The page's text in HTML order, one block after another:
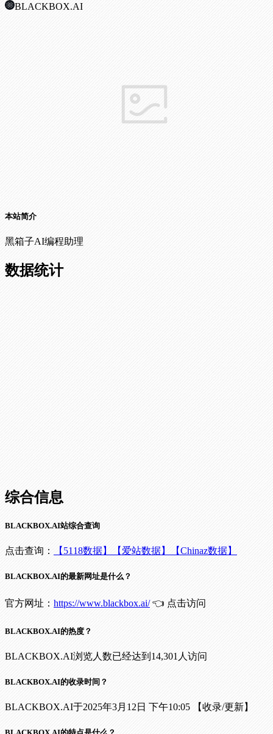
BLACKBOX.AI
本站简介
黑箱子AI编程助理
数据统计
综合信息
BLACKBOX.AI站综合查询
点击查询： 【5118数据】 【爱站数据】 【Chinaz数据】
BLACKBOX.AI的最新网址是什么？
官方网址： https://www.blackbox.ai/👈 点击访问
BLACKBOX.AI的热度？
BLACKBOX.AI浏览人数已经达到14,301人访问
BLACKBOX.AI的收录时间？
BLACKBOX.AI于2025年3月12日 下午10:05 【收录/更新】